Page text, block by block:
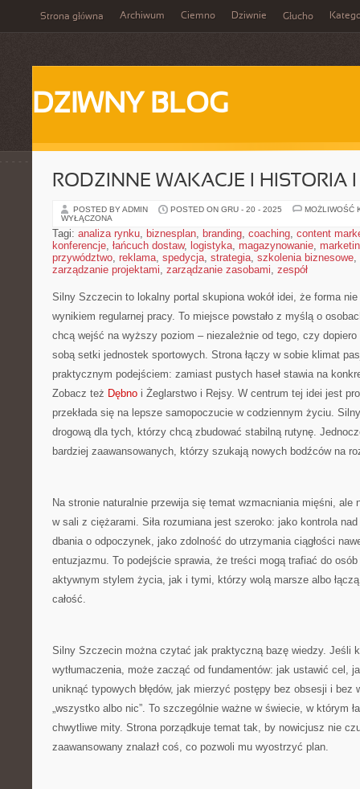
Strona główna Archiwum Ciemno Dziwnie Głucho
DZIWNY BLOG
RODZINNE WAKACJE I HISTORIA
POSTED BY ADMIN POSTED ON GRU - 20 - 2025
MOŻLIWOŚĆ
WYŁĄCZONA
Tagi: analiza rynku, biznesplan, branding, coaching, content
konferencje, łańcuch dostaw, logistyka, magazynowanie,
przywództwo, reklama, spedycja, strategia, szkolenia biznesowe,
zarządzanie projektami, zarządzanie zasobami, zespół
Silny Szczecin to lokalny portal skupiona wokół idei, że forma
wynikiem regularnej pracy. To miejsce powstało z myślą o
chcą wejść na wyższy poziom – niezależnie od tego, czy
sobą setki jednostek sportowych. Strona łączy w sobie klimat
praktycznym podejściem: zamiast pustych haseł stawia na
Zobacz też Dębno i Żeglarstwo i Rejsy. W centrum tej idei jest
przekłada się na lepsze samopoczucie w codziennym życiu.
drogową dla tych, którzy chcą zbudować stabilną rutynę.
bardziej zaawansowanych, którzy szukają nowych bodźców na
Na stronie naturalnie przewija się temat wzmacniania mięśni, ale
w sali z ciężarami. Siła rozumiana jest szeroko: jako kontrola
dbania o odpoczynek, jako zdolność do utrzymania ciągłości
entuzjazmu. To podejście sprawia, że treści mogą trafiać do
aktywnym stylem życia, jak i tymi, którzy wolą marsze albo
całość.
Silny Szczecin można czytać jak praktyczną bazę wiedzy. Jeśli
wytłumaczenia, może zacząć od fundamentów: jak ustawić cel,
uniknąć typowych błędów, jak mierzyć postępy bez obsesji i bez
„wszystko albo nic”. To szczególnie ważne w świecie, w którym
chwytliwe mity. Strona porządkuje temat tak, by nowicjusz nie
zaawansowany znalazł coś, co pozwoli mu wyostrzyć plan.